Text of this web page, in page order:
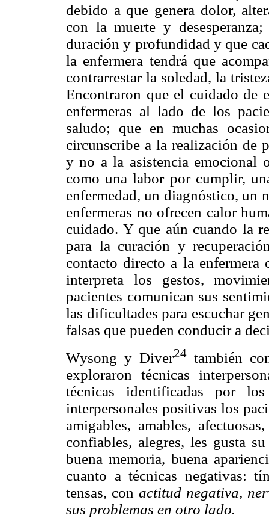
debido a que genera dolor,
con la muerte y
duración y profundidad y que
la enfermera tendrá que
contrarrestar la soledad, la
Encontraron que el cuidado de
enfermeras al lado de los
saludo; que en muchas
circunscribe a la realización de
y no a la asistencia emocional
como una labor por cumplir,
enfermedad, un diagnóstico, un
enfermeras no ofrecen calor
cuidado. Y que aún cuando la
para la curación y
contacto directo a la enfermera
interpreta los gestos,
pacientes comunican sus
las dificultades para escuchar
falsas que pueden conducir a
Wysong y Diver24 también
exploraron técnicas
técnicas identificadas por
interpersonales positivas los
amigables, amables,
confiables, alegres, les gusta
buena memoria, buena
cuanto a técnicas negativas:
tensas, con actitud negativa,
sus problemas en otro lado.